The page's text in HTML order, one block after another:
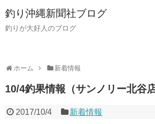
釣り沖縄新聞社ブログ
釣りが大好人のブログ
ホーム 新着情報
10/4釣果情報（サンノリー北谷店
2017/10/4 新着情報